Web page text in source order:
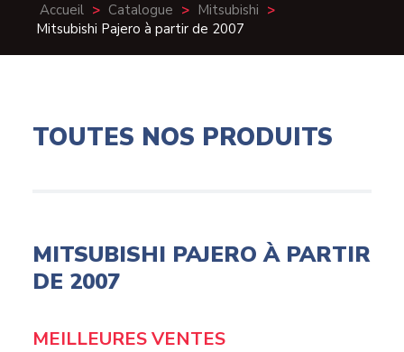
Accueil > Catalogue > Mitsubishi >
Mitsubishi Pajero à partir de 2007
TOUTES NOS PRODUITS
MITSUBISHI PAJERO À PARTIR
DE 2007
MEILLEURES VENTES